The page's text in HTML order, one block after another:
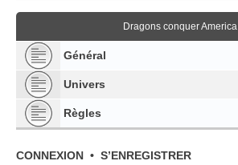
Dragons conquer America
Général
Univers
Règles
CONNEXION • S’ENREGISTRER